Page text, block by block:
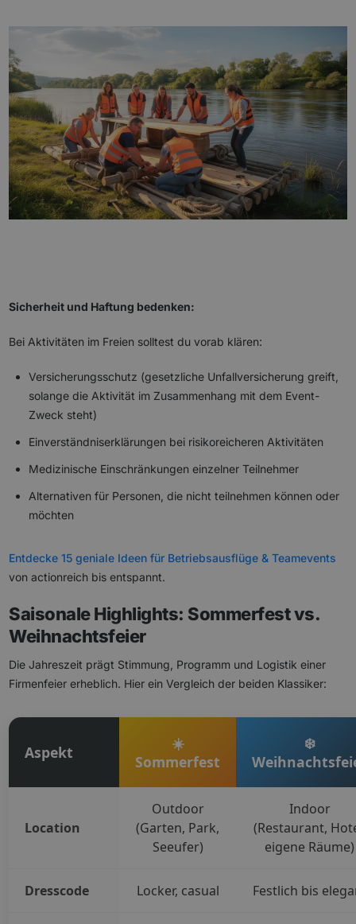
Sicherheit und Haftung bedenken:
Bei Aktivitäten im Freien solltest du vorab klären:
Versicherungsschutz (gesetzliche Unfallversicherung greift,
solange die Aktivität im Zusammenhang mit dem Event-
Zweck steht)
Einverständniserklärungen bei risikoreicheren Aktivitäten
Medizinische Einschränkungen einzelner Teilnehmer
Alternativen für Personen, die nicht teilnehmen können oder
möchten
Entdecke 15 geniale Ideen für Betriebsausflüge & Teamevents
von actionreich bis entspannt.
Saisonale Highlights: Sommerfest vs.
Weihnachtsfeier
Die Jahreszeit prägt Stimmung, Programm und Logistik einer
Firmenfeier erheblich. Hier ein Vergleich der beiden Klassiker:
Aspekt
☀️
Sommerfest
❄️
Location
Outdoor
(Garten, Park,
Seeufer)
Indoor
(Restaurant,
eigene Räume)
Dresscode Locker, casual Festlich bis